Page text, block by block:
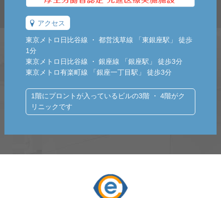
アクセス
東京メトロ日比谷線 ・ 都営浅草線 「東銀座駅」 徒歩
1分
東京メトロ日比谷線 ・ 銀座線 「銀座駅」 徒歩3分
東京メトロ有楽町線 「銀座一丁目駅」 徒歩3分
1階にプロントが入っているビルの3階 ・ 4階がク
リニックです